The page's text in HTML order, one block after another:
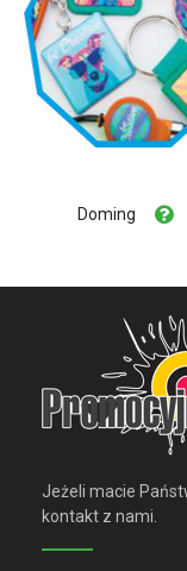
Doming
Jeżeli macie
kontakt z nami.